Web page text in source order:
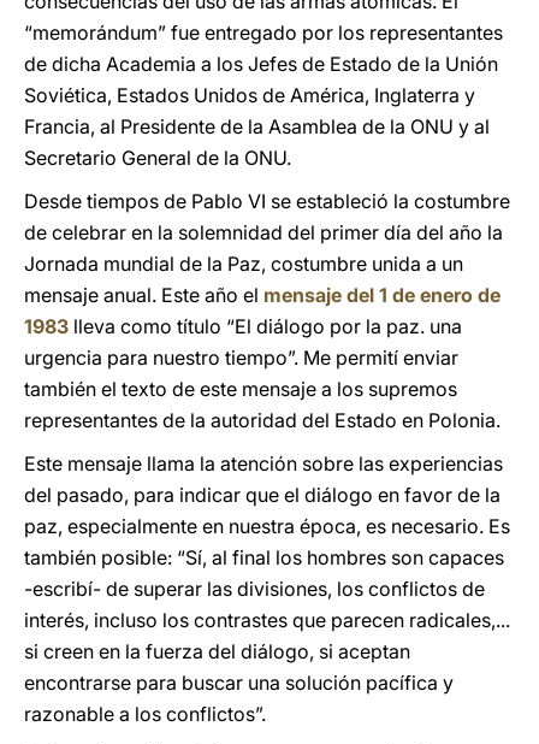
“memorándum” fue entregado por los representantes
de dicha Academia a los Jefes de Estado de la Unión
Soviética, Estados Unidos de América, Inglaterra y
Francia, al Presidente de la Asamblea de la ONU y al
Secretario General de la ONU.
Desde tiempos de Pablo VI se estableció la costumbre
de celebrar en la solemnidad del primer día del año la
Jornada mundial de la Paz, costumbre unida a un
mensaje anual. Este año el mensaje del 1 de enero de
1983 lleva como título “El diálogo por la paz. una
urgencia para nuestro tiempo”. Me permití enviar
también el texto de este mensaje a los supremos
representantes de la autoridad del Estado en Polonia.
Este mensaje llama la atención sobre las experiencias
del pasado, para indicar que el diálogo en favor de la
paz, especialmente en nuestra época, es necesario. Es
también posible: “Sí, al final los hombres son capaces
-escribí- de superar las divisiones, los conflictos de
interés, incluso los contrastes que parecen radicales,...
si creen en la fuerza del diálogo, si aceptan
encontrarse para buscar una solución pacífica y
razonable a los conflictos”.